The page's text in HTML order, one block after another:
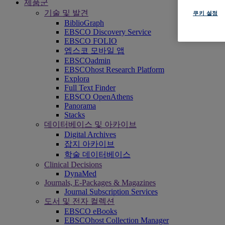
제품군
기술 및 발견
BiblioGraph
EBSCO Discovery Service
EBSCO FOLIO
엡스코 모바일 앱
EBSCOadmin
EBSCOhost Research Platform
Explora
Full Text Finder
EBSCO OpenAthens
Panorama
Stacks
데이터베이스 및 아카이브
Digital Archives
잡지 아카이브
학술 데이터베이스
Clinical Decisions
DynaMed
Journals, E-Packages & Magazines
Journal Subscription Services
도서 및 전자 컬렉션
EBSCO eBooks
EBSCOhost Collection Manager
쿠키 설정